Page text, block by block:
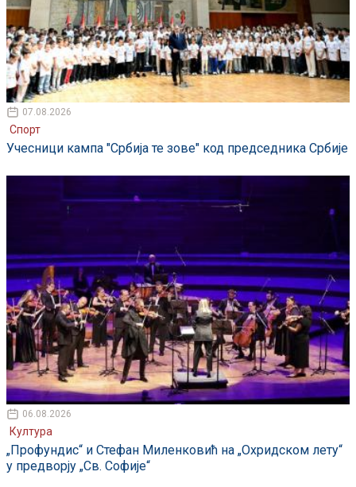
07.08.2026
Спорт
Учесници кампа "Србија те зове" код председника Србије
06.08.2026
Култура
„Профундис“ и Стефан Миленковић на „Охридском лету“
у предворју „Св. Софије“